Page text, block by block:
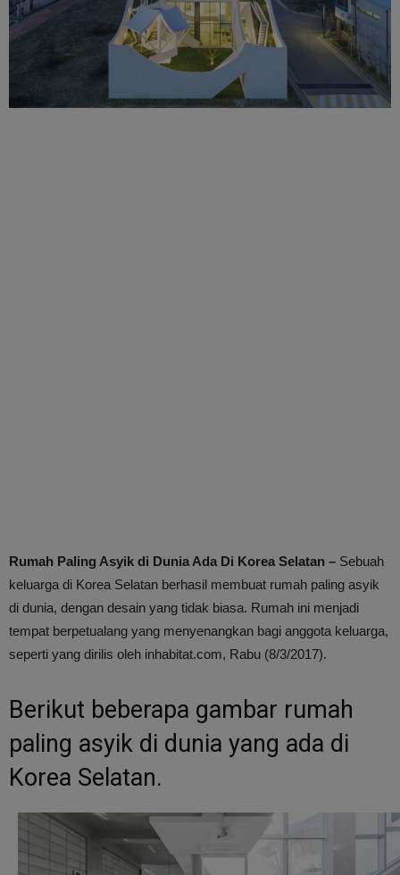
Rumah Paling Asyik di Dunia Ada Di Korea Selatan – Sebuah
keluarga di Korea Selatan berhasil membuat rumah paling asyik
di dunia, dengan desain yang tidak biasa. Rumah ini menjadi
tempat berpetualang yang menyenangkan bagi anggota keluarga,
seperti yang dirilis oleh inhabitat.com, Rabu (8/3/2017).
Berikut beberapa gambar rumah
paling asyik di dunia yang ada di
Korea Selatan.